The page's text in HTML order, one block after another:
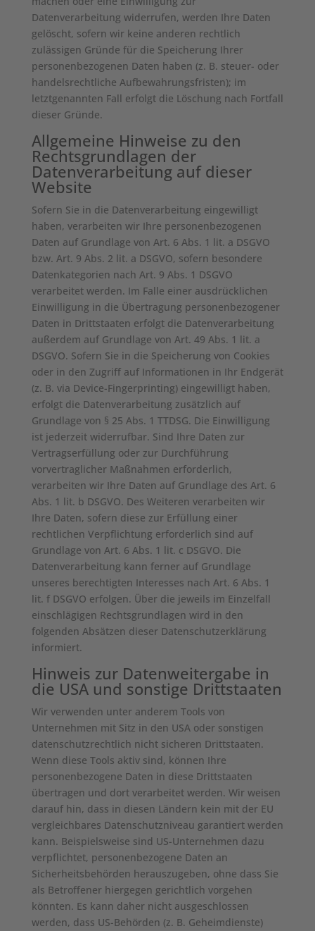
Datenverarbeitung widerrufen, werden Ihre Daten
gelöscht, sofern wir keine anderen rechtlich
zulässigen Gründe für die Speicherung Ihrer
personenbezogenen Daten haben (z. B. steuer- oder
handelsrechtliche Aufbewahrungsfristen); im
letztgenannten Fall erfolgt die Löschung nach Fortfall
dieser Gründe.
Allgemeine Hinweise zu den
Rechtsgrundlagen der
Datenverarbeitung auf dieser
Website
Sofern Sie in die Datenverarbeitung eingewilligt
haben, verarbeiten wir Ihre personenbezogenen
Daten auf Grundlage von Art. 6 Abs. 1 lit. a DSGVO
bzw. Art. 9 Abs. 2 lit. a DSGVO, sofern besondere
Datenkategorien nach Art. 9 Abs. 1 DSGVO
verarbeitet werden. Im Falle einer ausdrücklichen
Einwilligung in die Übertragung personenbezogener
Daten in Drittstaaten erfolgt die Datenverarbeitung
außerdem auf Grundlage von Art. 49 Abs. 1 lit. a
DSGVO. Sofern Sie in die Speicherung von Cookies
oder in den Zugriff auf Informationen in Ihr Endgerät
(z. B. via Device-Fingerprinting) eingewilligt haben,
erfolgt die Datenverarbeitung zusätzlich auf
Grundlage von § 25 Abs. 1 TTDSG. Die Einwilligung
ist jederzeit widerrufbar. Sind Ihre Daten zur
Vertragserfüllung oder zur Durchführung
vorvertraglicher Maßnahmen erforderlich,
verarbeiten wir Ihre Daten auf Grundlage des Art. 6
Abs. 1 lit. b DSGVO. Des Weiteren verarbeiten wir
Ihre Daten, sofern diese zur Erfüllung einer
rechtlichen Verpflichtung erforderlich sind auf
Grundlage von Art. 6 Abs. 1 lit. c DSGVO. Die
Datenverarbeitung kann ferner auf Grundlage
unseres berechtigten Interesses nach Art. 6 Abs. 1
lit. f DSGVO erfolgen. Über die jeweils im Einzelfall
einschlägigen Rechtsgrundlagen wird in den
folgenden Absätzen dieser Datenschutzerklärung
informiert.
Hinweis zur Datenweitergabe in
die USA und sonstige Drittstaaten
Wir verwenden unter anderem Tools von
Unternehmen mit Sitz in den USA oder sonstigen
datenschutzrechtlich nicht sicheren Drittstaaten.
Wenn diese Tools aktiv sind, können Ihre
personenbezogene Daten in diese Drittstaaten
übertragen und dort verarbeitet werden. Wir weisen
darauf hin, dass in diesen Ländern kein mit der EU
vergleichbares Datenschutzniveau garantiert werden
kann. Beispielsweise sind US-Unternehmen dazu
verpflichtet, personenbezogene Daten an
Sicherheitsbehörden herauszugeben, ohne dass Sie
als Betroffener hiergegen gerichtlich vorgehen
könnten. Es kann daher nicht ausgeschlossen
werden, dass US-Behörden (z. B. Geheimdienste)